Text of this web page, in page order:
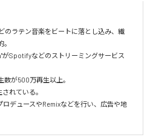
のラテン音楽をビートに落とし込み、繊
Spotifyなどのストリーミングサービス
が500万再生以上。
れている。
デュースやRemixなどを行い、広告や地